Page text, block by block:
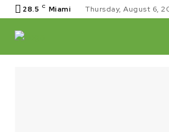
28.5 C Miami Thursday, August 6,